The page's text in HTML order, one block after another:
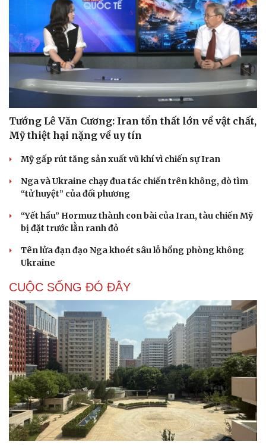
Săn Tour
check-in
Podcast
Câu chuyện thời sự
Đọc truyện đêm khuya
Cửa sổ tình yêu
Kể chuyện cho bé
Hạt giống tâm hồn
Tướng Lê Văn Cương: Iran tổn thất lớn về vật chất,
Mỹ thiệt hại nặng về uy tín
Mỹ gấp rút tăng sản xuất vũ khí vì chiến sự Iran
Nga và Ukraine chạy đua tác chiến trên không, dò tìm
“tử huyệt” của đối phương
“Yết hầu” Hormuz thành con bài của Iran, tàu chiến Mỹ
bị đặt trước lằn ranh đỏ
Tên lửa đạn đạo Nga khoét sâu lỗ hổng phòng không
Ukraine
CUỘC SỐNG ĐÓ ĐÂY